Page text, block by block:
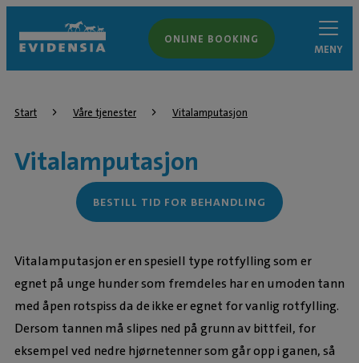
ONLINE BOOKING
MENY
Start Våre tjenester Vitalamputasjon
Vitalamputasjon
BESTILL TID FOR BEHANDLING
Vitalamputasjon er en spesiell type rotfylling som er
egnet på unge hunder som fremdeles har en umoden tann
med åpen rotspiss da de ikke er egnet for vanlig rotfylling.
Dersom tannen må slipes ned på grunn av bittfeil, for
eksempel ved nedre hjørnetenner som går opp i ganen, så